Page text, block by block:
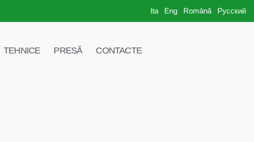
Ita Eng Română Русский
TEHNICE PRESĂ CONTACTE